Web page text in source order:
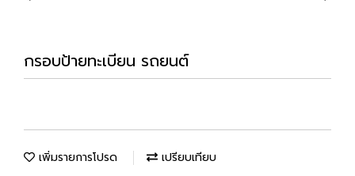
กรอบป้ายทะเบียน รถยนต์
เพิ่มรายการโปรด เปรียบเทียบ